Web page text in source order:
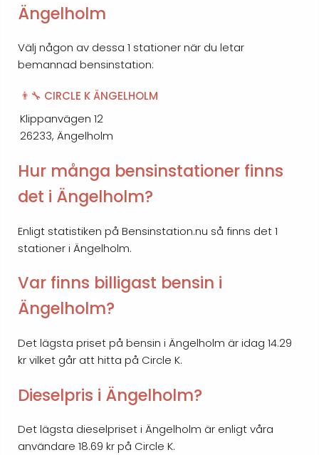
Ängelholm
Välj någon av dessa 1 stationer när du letar
bemannad bensinstation:
👨‍🔧 CIRCLE K ÄNGELHOLM
Klippanvägen 12
26233, Ängelholm
Hur många bensinstationer finns
det i Ängelholm?
Enligt statistiken på Bensinstation.nu så finns det 1
stationer i Ängelholm.
Var finns billigast bensin i
Ängelholm?
Det lägsta priset på bensin i Ängelholm är idag 14.29
kr vilket går att hitta på Circle K.
Dieselpris i Ängelholm?
Det lägsta dieselpriset i Ängelholm är enligt våra
användare 18.69 kr på Circle K.